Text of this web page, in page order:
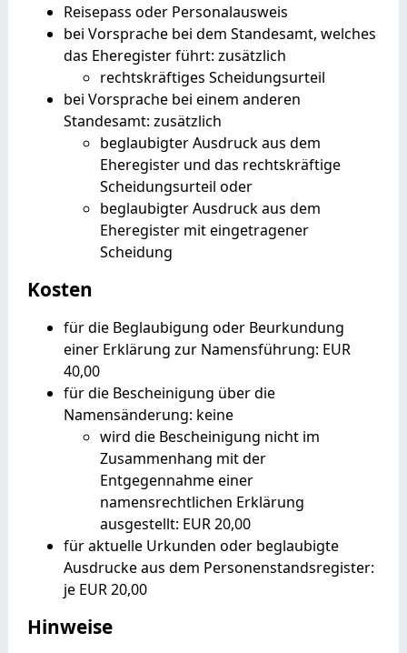
Reisepass oder Personalausweis
bei Vorsprache bei dem Standesamt, welches
das Eheregister führt: zusätzlich
rechtskräftiges Scheidungsurteil
bei Vorsprache bei einem anderen
Standesamt: zusätzlich
beglaubigter Ausdruck aus dem
Eheregister und das rechtskräftige
Scheidungsurteil oder
beglaubigter Ausdruck aus dem
Eheregister mit eingetragener
Scheidung
Kosten
für die Beglaubigung oder Beurkundung
einer Erklärung zur Namensführung: EUR
40,00
für die Bescheinigung über die
Namensänderung: keine
wird die Bescheinigung nicht im
Zusammenhang mit der
Entgegennahme einer
namensrechtlichen Erklärung
ausgestellt: EUR 20,00
für aktuelle Urkunden oder beglaubigte
Ausdrucke aus dem Personenstandsregister:
je EUR 20,00
Hinweise